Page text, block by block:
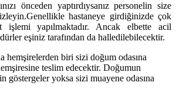
önceden yaptırdıysanız personelin size
hastaneye girdiğinizde çok
işlemi yapılmaktadır. Ancak elbette acil
eşiniz tarafından da halledilebilecektir.
hemşirelerden biri sizi doğum odasına
teslim edecektir. Doğumun
göstergeler yoksa sizi muayene odasına